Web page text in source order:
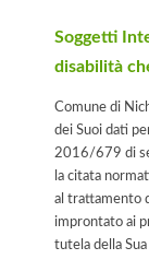
Soggetti
disabilità
Comune di
dei Suoi dati
2016/679 di
la citata
al trattamento
improntato ai
tutela della